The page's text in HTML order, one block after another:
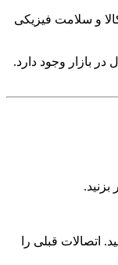
فیزیکی
وجود دارد.
قبلی را